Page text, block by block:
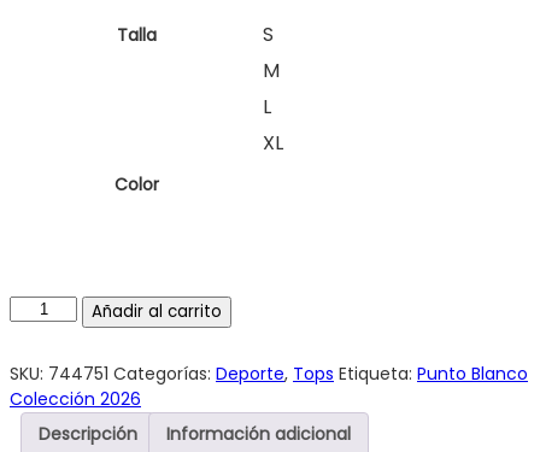
Talla
S
M
L
XL
Color
Añadir al carrito
SKU: 744751 Categorías: Deporte, Tops Etiqueta: Punto Blanco
Colección 2026
Descripción
Información adicional